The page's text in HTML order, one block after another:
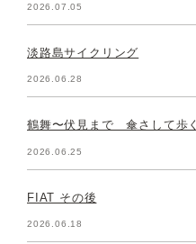
2026.07.05
淡路島サイクリング
2026.06.28
鶴舞〜伏見まで 傘さして歩く
2026.06.25
FIAT その後
2026.06.18